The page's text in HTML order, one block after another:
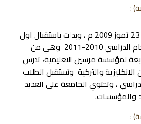
:
تاسست الجامعة في 23 تموز 2009 م ، وبدات باستقبال اول
دفعة من الطلاب للعام الدراسي 2010-2011 وهي من
لمؤسسة مرسين التعليمية، تدرس
والتركية وتستقبل الطلاب
، وتحتوي الجامعة على العديد
والمؤسسات.
: